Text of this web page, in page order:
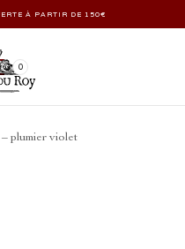
À PARTIR DE 150€
0
plumier violet